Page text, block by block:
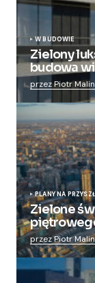
W BUDOWIE
Zielony
budowa
przez Piotr
PLANY NA
Zielone
przez Piotr